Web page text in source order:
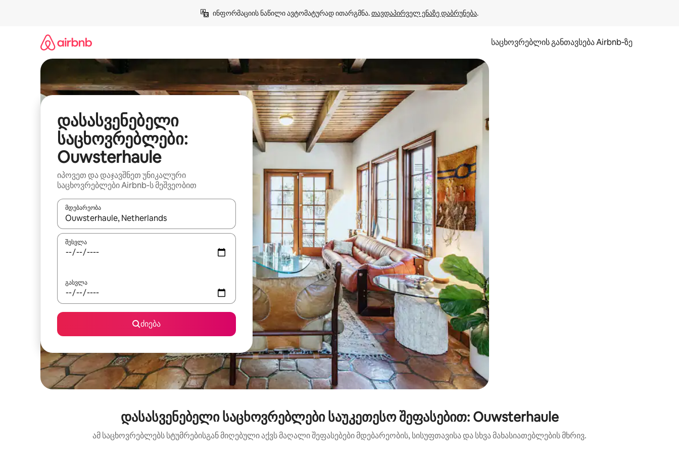
ინფორმაციის ნაწილი ავტომატურად ითარგმნა. თავდაპირველ ენაზე დაბრუნება.
საცხოვრებლის განთავსება Airbnb‑ზე
დასასვენებელი
საცხოვრებლები:
Ouwsterhaule
იპოვეთ და დაჯავშნეთ უნიკალური
საცხოვრებლები Airbnb-ს მეშვეობით
მდებარეობა
როცა შედეგები ხელმისაწვდომი გახდება, ნავიგაციისთვის გამოიყენეთ კლავიშები ზემოთ/ქვემოთ მიმართული ისრებით ან შეხებისა თუ თითის გასმის ჟესტები.
შესვლა
გასვლა
ძიება
დასასვენებელი საცხოვრებლები საუკეთესო შეფასებით: Ouwsterhaule
ამ საცხოვრებლებს სტუმრებისგან მიღებული აქვს მაღალი შეფასებები მდებარეობის, სისუფთავისა და სხვა მახასიათებლების მხრივ.